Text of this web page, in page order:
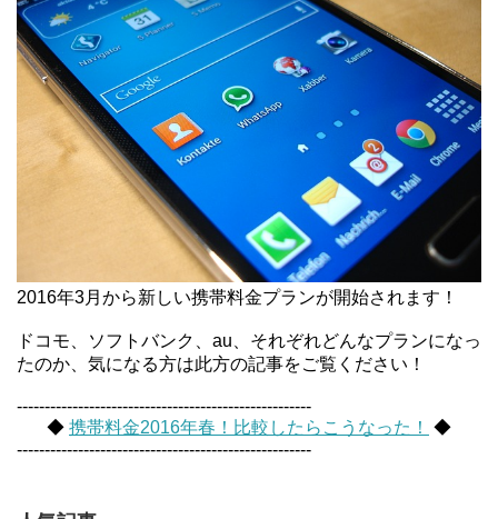
2016年3月から新しい携帯料金プランが開始されます！
ドコモ、ソフトバンク、au、それぞれどんなプランになっ
たのか、気になる方は此方の記事をご覧ください！
-----------------------------------------------------
◆ 携帯料金2016年春！比較したらこうなった！
◆
-----------------------------------------------------